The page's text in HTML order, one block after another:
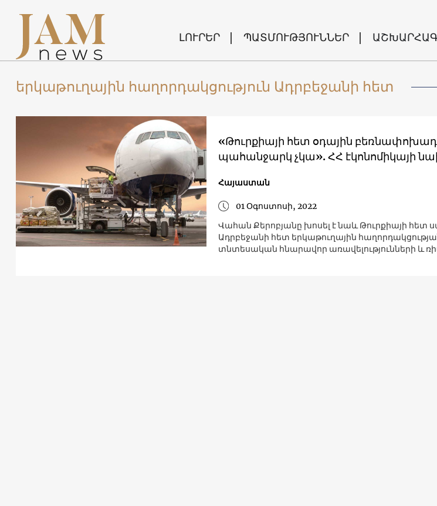
ԼՈՒՐԵՐ ՊԱՏՄՈՒԹՅՈՒՆՆԵՐ
երկաթուղային հաղորդակցություն Ադրբեջանի հետ
«Թուրքիայի հետ օդային
պահանջարկ չկա». ՀՀ էկոնոմիկայի
Հայաստան
01 Օգոստոսի, 2022
Վահան Քերոբյանը խոսել է նաև Թուրքիայի հետ
Ադրբեջանի հետ երկաթուղային
տնտեսական հնարավոր առավելությունների և